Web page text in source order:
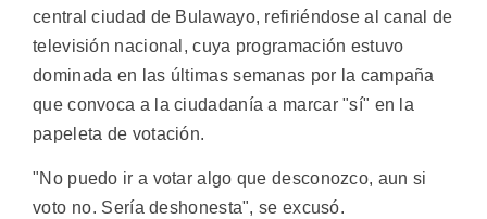
central ciudad de Bulawayo, refiriéndose al canal de
televisión nacional, cuya programación estuvo
dominada en las últimas semanas por la campaña
que convoca a la ciudadanía a marcar "sí" en la
papeleta de votación.
"No puedo ir a votar algo que desconozco, aun si
voto no. Sería deshonesta", se excusó.